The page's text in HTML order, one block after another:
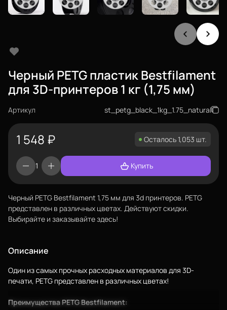
Черный PETG пластик Bestfilament
для 3D-принтеров 1 кг (1,75 мм)
Артикул st_petg_black_1kg_1.75_natural
1 548 ₽ Осталось 1,053 шт.
Купить
Черный PETG Bestfilament 1,75 мм для 3d принтеров. PETG
представлен в различных цветах. Действуют скидки.
Выбирайте и заказывайте здесь!
Описание
Один из самых прочных расходных материалов для 3D-
печати, PETG представлен в различных цветах!
Преимущества PETG Bestfilament:
Войти
О нас